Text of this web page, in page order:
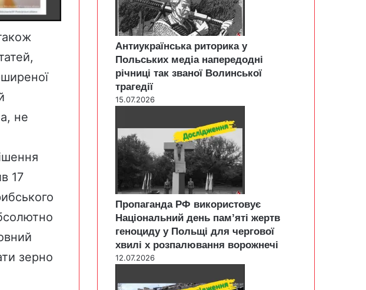
не
17
зерно
Антиукраїнська риторика у
Польських медіа напередодні
річниці так званої Волинської
трагедії
15.07.2026
Пропаганда РФ використовує
Національний день пам’яті жертв
геноциду у Польщі для чергової
хвилі х розпалювання ворожнечі
12.07.2026